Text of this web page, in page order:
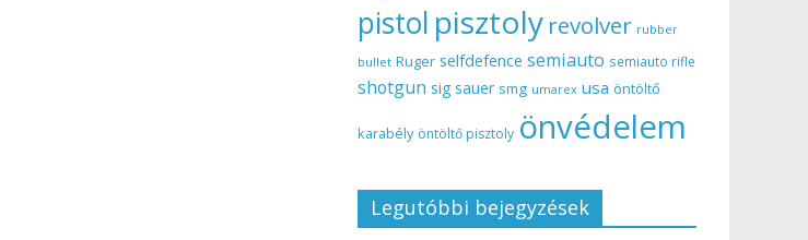
pistol pisztoly revolver rubber
bullet Ruger selfdefence semiauto semiauto rifle
shotgun sig sauer smg umarex usa öntöltő
karabély öntöltő pisztoly önvédelem
Legutóbbi bejegyzések